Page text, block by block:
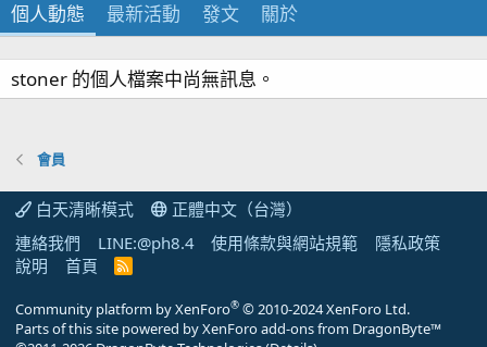
個人動態
最新活動 發文 關於
stoner 的個人檔案中尚無訊息。
會員
白天清晰模式
正體中文（台灣）
連絡我們
LINE:@ph8.4 使用條款與網站規範
隱私政策
說明
首頁
R
Community platform by XenForo® © 2010-2024 XenForo Ltd.
Parts of this site powered byXenForo add-ons from DragonByte™